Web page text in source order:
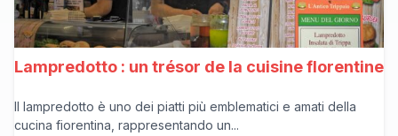
Lampredotto : un trésor de la cuisine florentine
Il lampredotto è uno dei piatti più emblematici e amati della
cucina fiorentina, rappresentando un...